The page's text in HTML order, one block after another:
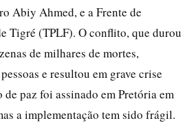
Abiy Ahmed, e a Frente de
Tigré (TPLF). O conflito, que durou
de milhares de mortes,
e resultou em grave crise
paz foi assinado em Pretória em
a implementação tem sido frágil.